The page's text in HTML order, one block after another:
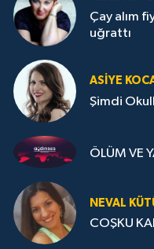
Çay alım
uğrattı
ASIYE
Şimdi
ÖLÜM VE
NEVAL
COŞKU